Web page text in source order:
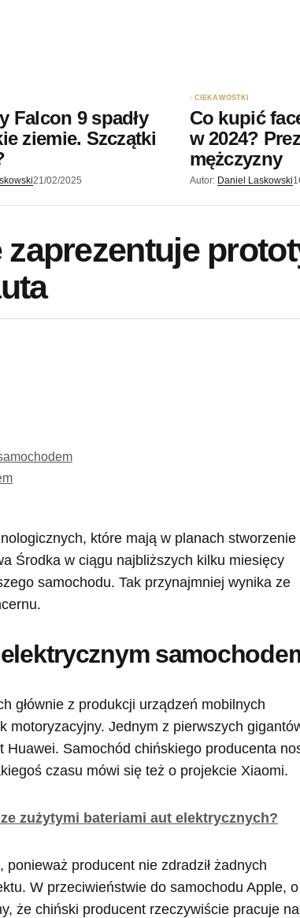
Falcon 9 spadły
ziemie. Szczątki
21/02/2025
CIEKAWOSTKI
Co kupić
w 2024?
mężczyzny
Autor: Daniel Laskowski
które mają w planach stworzenie
Środka w ciągu najbliższych kilku miesięcy
samochodu. Tak przynajmniej wynika ze
głównie z produkcji urządzeń mobilnych
motoryzacyjny. Jednym z pierwszych
Samochód chińskiego producenta
czasu mówi się też o projekcie Xiaomi.
zużytymi bateriami aut elektrycznych?
producent nie zdradził żadnych
W przeciwieństwie do samochodu Apple, o
że chiński producent rzeczywiście pracuje